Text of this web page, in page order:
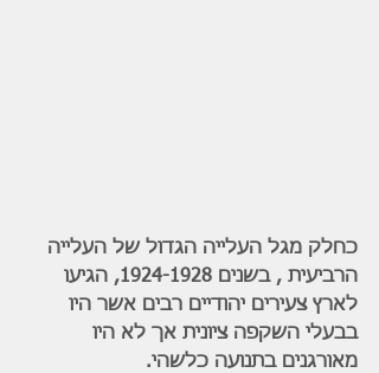
כחלק מגל העלייה הגדול של העלייה
הרביעית , בשנים 1924-1928, הגיעו
לארץ צעירים יהודיים רבים אשר היו
בבעלי השקפה ציונית אך לא היו
מאורגנים בתנועה כלשהי.